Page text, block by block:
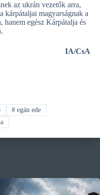
az ukrán vezetők arra,
kárpátaljai magyarságnak a
egész Kárpátalja és
IA/CsA
# egán ede